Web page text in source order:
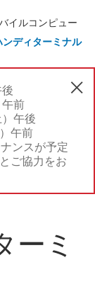
イルコンピュー
ンディターミナル
前
午後
午前
ンスが予定
ご協力をお
ーミ